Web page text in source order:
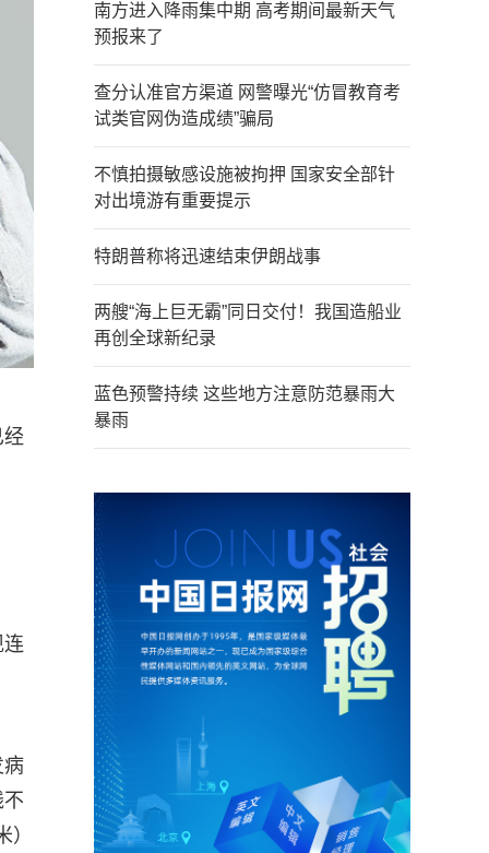
经
连
病
南方进入降雨集中期 高考期间最新天气
预报来了
查分认准官方渠道 网警曝光“仿冒教育考
试类官网伪造成绩”骗局
不慎拍摄敏感设施被拘押 国家安全部针
对出境游有重要提示
特朗普称将迅速结束伊朗战事
两艘“海上巨无霸”同日交付！我国造船业
再创全球新纪录
蓝色预警持续 这些地方注意防范暴雨大
暴雨